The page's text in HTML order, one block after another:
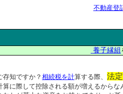
不動産登
養子縁組
存知ですか？ 相続税を計算する際、 法
算に際して控除される額が増えるからな